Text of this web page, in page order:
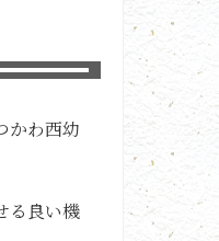
かわ西幼
る良い機